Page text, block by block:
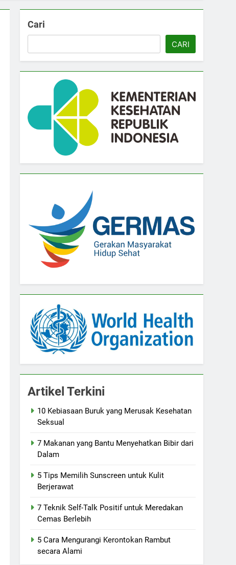
Cari
CARI
Artikel Terkini
10 Kebiasaan Buruk yang Merusak Kesehatan
Seksual
7 Makanan yang Bantu Menyehatkan Bibir dari
Dalam
5 Tips Memilih Sunscreen untuk Kulit
Berjerawat
7 Teknik Self-Talk Positif untuk Meredakan
Cemas Berlebih
5 Cara Mengurangi Kerontokan Rambut
secara Alami